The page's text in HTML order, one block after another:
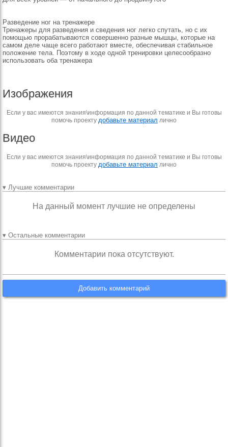
Разведение ног на тренажере
Тренажеры для разведения и сведения ног легко спутать, но с их
помощью прорабатываются совершенно разные мышцы, которые на
самом деле чаще всего работают вместе, обеспечивая стабильное
положение тела. Поэтому в ходе одной тренировки целесообразно
использовать оба тренажера
Изображения
Если у вас имеются знания\информация по данной тематике и Вы готовы
помочь проекту добавьте материал лично
Видео
Если у вас имеются знания\информация по данной тематике и Вы готовы
помочь проекту добавьте материал лично
▾ Лучшие комментарии
На данный момент лучшие не определены
▾ Остальные комментарии
Комментарии пока отсутствуют.
Добавить комментарий